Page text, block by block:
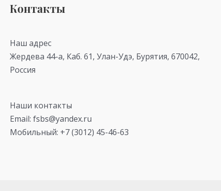
Контакты
Наш адрес
Жердева 44-а, Каб. 61, Улан-Удэ, Бурятия, 670042,
Россия
Наши контакты
Email: fsbs@yandex.ru
Мобильный: +7 (3012) 45-46-63